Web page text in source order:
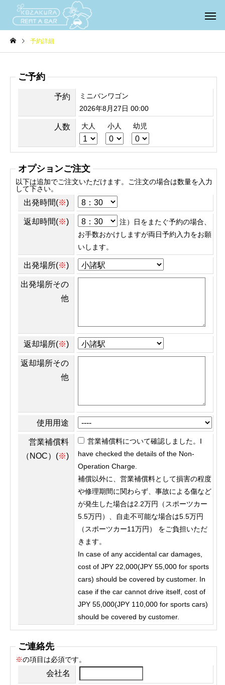
予約詳細
ご予約
予約
ミニバンワゴン
2026年8月27日 00:00
人数 大人 小人 幼児
オプションご注文
以下は追加でご注文いただけます。ご注文の場合は数量を入力
して下さい。
出発時間(※)
返却時間(※)
注）日をまたぐ予約の場合、
お手数おかけしますが両日予約入力をお願
いします。
出発場所(※)
出発場所その
他
返却場所(※)
返却場所その
他
使用用途
営業補償料
（NOC）(※)
営業補償料について確認しました。I
have checked the details of the Non-
Operation Charge.
補償以外に、営業補償料として損害の程度
や修理期間に関わらず、事故による傷など
が発生した場合は2.2万円（スポーツカー
5.5万円）、自走不可能な場合は5.5万円
（スポーツカー11万円） をご負担いただ
きます。
In case of any accidental car damages,
cost of JPY 22,000(JPY 55,000 for sports
cars) should be covered by customer. In
case if the car cannot drive itself, cost of
JPY 55,000(JPY 110,000 for sports cars)
should be covered by customer.
ご連絡先
※の項目は必須です。
会社名